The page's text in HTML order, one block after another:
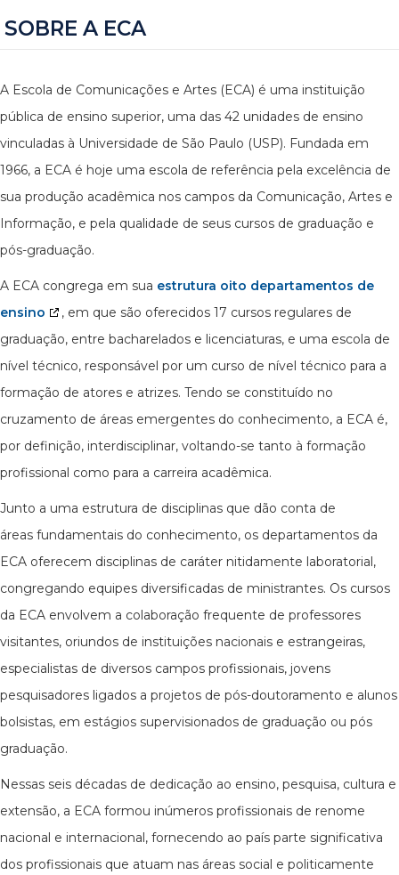
SOBRE A ECA
A Escola de Comunicações e Artes (ECA) é uma instituição
pública de ensino superior, uma das 42 unidades de ensino
vinculadas à Universidade de São Paulo (USP). Fundada em
1966, a ECA é hoje uma escola de referência pela excelência de
sua produção acadêmica nos campos da Comunicação, Artes e
Informação, e pela qualidade de seus cursos de graduação e
pós-graduação.
A ECA congrega em sua estrutura oito departamentos de
ensino
, em que são oferecidos 17 cursos regulares de
graduação, entre bacharelados e licenciaturas, e uma escola de
nível técnico, responsável por um curso de nível técnico para a
formação de atores e atrizes. Tendo se constituído no
cruzamento de áreas emergentes do conhecimento, a ECA é,
por definição, interdisciplinar, voltando-se tanto à formação
profissional como para a carreira acadêmica.
Junto a uma estrutura de disciplinas que dão conta de
áreas fundamentais do conhecimento, os departamentos da
ECA oferecem disciplinas de caráter nitidamente laboratorial,
congregando equipes diversificadas de ministrantes. Os cursos
da ECA envolvem a colaboração frequente de professores
visitantes, oriundos de instituições nacionais e estrangeiras,
especialistas de diversos campos profissionais, jovens
pesquisadores ligados a projetos de pós-doutoramento e alunos
bolsistas, em estágios supervisionados de graduação ou pós
graduação.
Nessas seis décadas de dedicação ao ensino, pesquisa, cultura e
extensão, a ECA formou inúmeros profissionais de renome
nacional e internacional, fornecendo ao país parte significativa
dos profissionais que atuam nas áreas social e politicamente